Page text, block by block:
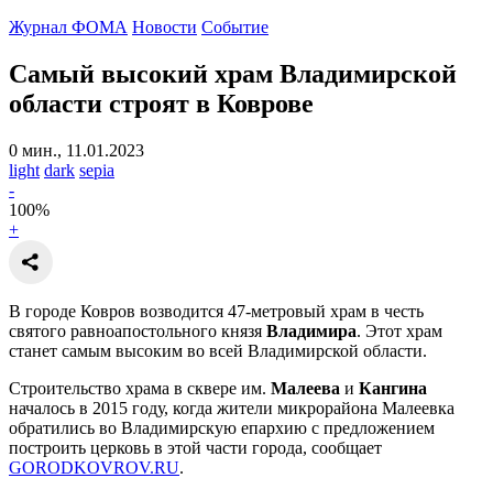
Журнал ФОМА Новости Событие
Самый высокий храм Владимирской
области строят в Коврове
0 мин., 11.01.2023
light dark sepia
-
100%
+
В городе Ковров возводится 47-метровый храм в честь
святого равноапостольного князя Владимира. Этот храм
станет самым высоким во всей Владимирской области.
Строительство храма в сквере им. Малеева и Кангина
началось в 2015 году, когда жители микрорайона Малеевка
обратились во Владимирскую епархию с предложением
построить церковь в этой части города, сообщает
GORODKOVROV.RU.